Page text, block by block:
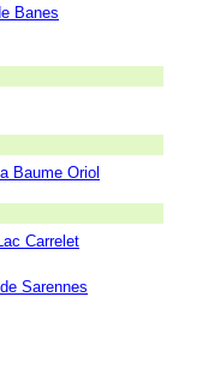
Banes
Baume Oriol
Carrelet
Sarennes